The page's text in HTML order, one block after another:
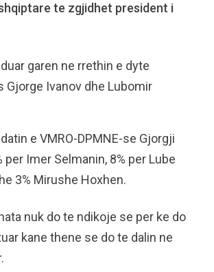
te zgjidhet president i
garen ne rrethin e dyte
Ivanov dhe Lubomir
e VMRO-DPMNE-se Gjorgji
per Imer Selmanin, 8% per Lube
3% Mirushe Hoxhen.
nuk do te ndikoje se per ke do
kane thene se do te dalin ne